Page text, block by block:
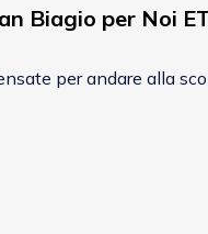
Biagio per Noi
per andare alla